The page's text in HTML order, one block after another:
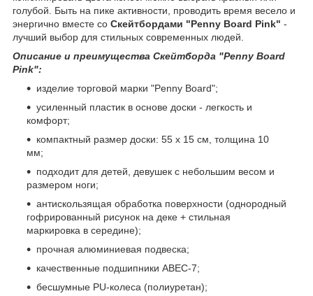
голубой. Быть на пике активности, проводить время весело и
энергично вместе со Скейтбордами "Penny Board Pink" -
лучший выбор для стильных современных людей.
Описание и преимущества Скейтборда "Penny Board
Pink":
изделие торговой марки "Penny Board";
усиленный пластик в основе доски - легкость и
комфорт;
компактный размер доски: 55 х 15 см, толщина 10
мм;
подходит для детей, девушек с небольшим весом и
размером ноги;
антискользящая обработка поверхности (однородный
гофрированный рисунок на деке + стильная
маркировка в середине);
прочная алюминиевая подвеска;
качественные подшипники ABEC-7;
бесшумные PU-колеса (полиуретан);